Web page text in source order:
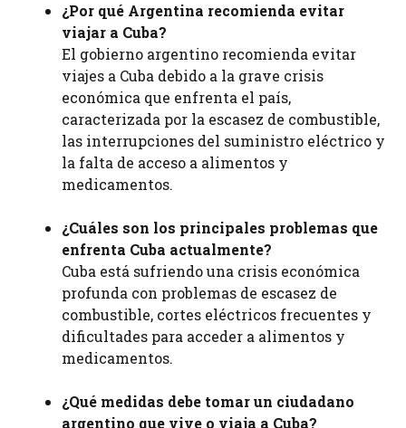
¿Por qué Argentina recomienda evitar
viajar a Cuba?
El gobierno argentino recomienda evitar
viajes a Cuba debido a la grave crisis
económica que enfrenta el país,
caracterizada por la escasez de combustible,
las interrupciones del suministro eléctrico y
la falta de acceso a alimentos y
medicamentos.
¿Cuáles son los principales problemas que
enfrenta Cuba actualmente?
Cuba está sufriendo una crisis económica
profunda con problemas de escasez de
combustible, cortes eléctricos frecuentes y
dificultades para acceder a alimentos y
medicamentos.
¿Qué medidas debe tomar un ciudadano
argentino que vive o viaja a Cuba?